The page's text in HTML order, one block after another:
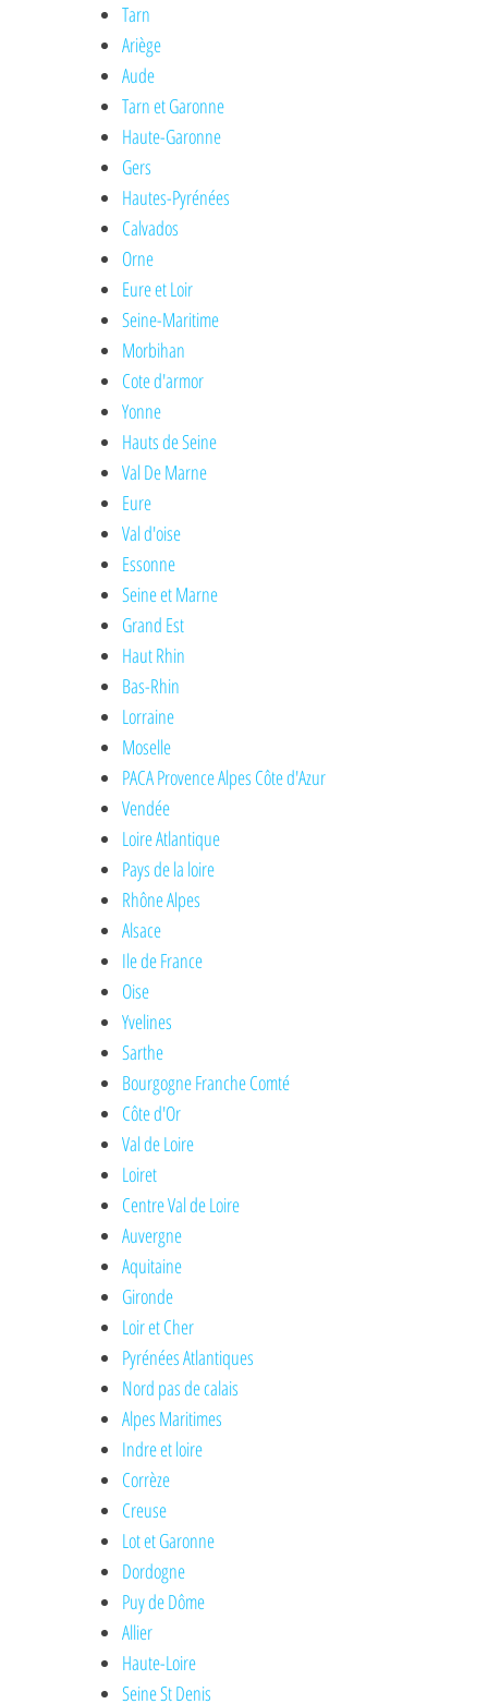
Tarn
Ariège
Aude
Tarn et Garonne
Haute-Garonne
Gers
Hautes-Pyrénées
Calvados
Orne
Eure et Loir
Seine-Maritime
Morbihan
Cote d'armor
Yonne
Hauts de Seine
Val De Marne
Eure
Val d'oise
Essonne
Seine et Marne
Grand Est
Haut Rhin
Bas-Rhin
Lorraine
Moselle
PACA Provence Alpes Côte d'Azur
Vendée
Loire Atlantique
Pays de la loire
Rhône Alpes
Alsace
Ile de France
Oise
Yvelines
Sarthe
Bourgogne Franche Comté
Côte d'Or
Val de Loire
Loiret
Centre Val de Loire
Auvergne
Aquitaine
Gironde
Loir et Cher
Pyrénées Atlantiques
Nord pas de calais
Alpes Maritimes
Indre et loire
Corrèze
Creuse
Lot et Garonne
Dordogne
Puy de Dôme
Allier
Haute-Loire
Seine St Denis